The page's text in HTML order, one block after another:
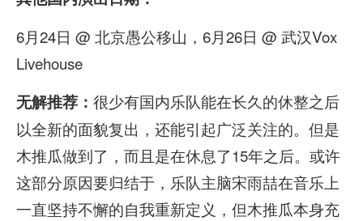
6月24日 @ 北京愚公移山，6月26日 @ 武汉Vox
Livehouse
无解推荐： 很少有国内乐队能在长久的休整之后
以全新的面貌复出，还能引起广泛关注的。但是
木推瓜做到了，而且是在休息了15年之后。或许
这部分原因要归结于，乐队主脑宋雨喆在音乐上
一直坚持不懈的自我重新定义，但木推瓜本身充